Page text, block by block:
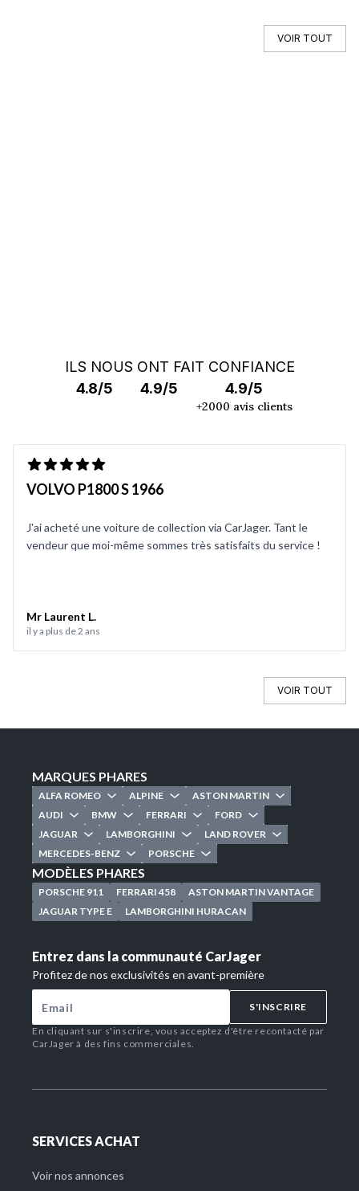
VOIR TOUT
ILS NOUS ONT FAIT CONFIANCE
4.8/5
4.9/5 4.9/5
+2000 avis clients
VOLVO P1800 S 1966
J'ai acheté une voiture de collection via CarJager. Tant le
vendeur que moi-même sommes très satisfaits du service !
Mr Laurent L.
il y a plus de 2 ans
VOIR TOUT
MARQUES PHARES
ALFA ROMEO ALPINE
ASTON MARTIN
AUDI
BMW FERRARI
FORD
JAGUAR
LAMBORGHINI
LAND ROVER
MERCEDES-BENZ
PORSCHE
MODÈLES PHARES
PORSCHE 911 FERRARI 458
ASTON MARTIN VANTAGE
JAGUAR TYPE E
LAMBORGHINI HURACAN
Entrez dans la communauté CarJager
Profitez de nos exclusivités en avant-première
S'INSCRIRE
En cliquant sur s'inscrire, vous acceptez d'être recontacté par
CarJager à des fins commerciales.
SERVICES ACHAT
Voir nos annonces